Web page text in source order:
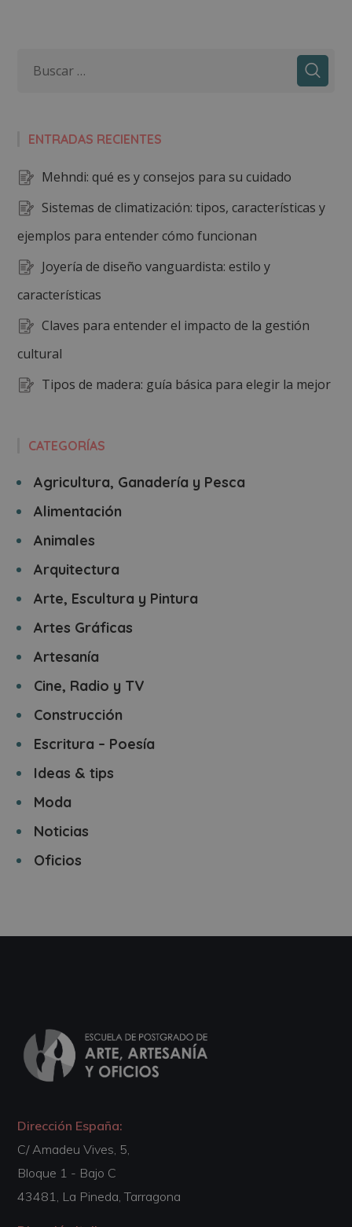
ENTRADAS RECIENTES
Mehndi: qué es y consejos para su cuidado
Sistemas de climatización: tipos, características y
ejemplos para entender cómo funcionan
Joyería de diseño vanguardista: estilo y
características
Claves para entender el impacto de la gestión
cultural
Tipos de madera: guía básica para elegir la mejor
CATEGORÍAS
Agricultura, Ganadería y Pesca
Alimentación
Animales
Arquitectura
Arte, Escultura y Pintura
Artes Gráficas
Artesanía
Cine, Radio y TV
Construcción
Escritura – Poesía
Ideas & tips
Moda
Noticias
Oficios
Dirección España:
C/ Amadeu Vives, 5,
Bloque 1 - Bajo C
43481, La Pineda, Tarragona